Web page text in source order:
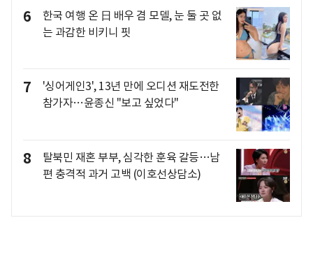
6
한국 여행 온 日 배우 겸 모델, 눈 둘 곳 없
는 과감한 비키니 핏
7
'싱어게인3', 13년 만에 오디션 재도전한
참가자…윤종신 "보고 싶었다"
8
탈북민 재혼 부부, 심각한 훈육 갈등…남
편 충격적 과거 고백 (이호선상담소)